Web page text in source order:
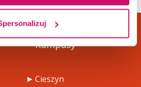
(118 KB)
Kampusy
Cieszyn